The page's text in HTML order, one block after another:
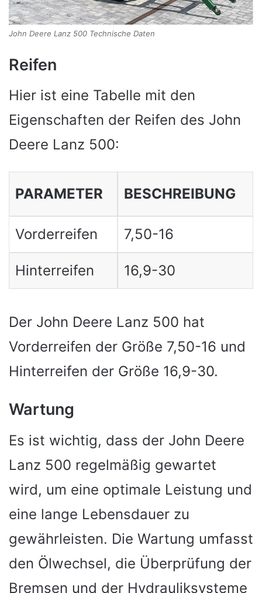
John Deere Lanz 500 Technische Daten
Reifen
Hier ist eine Tabelle mit den
Eigenschaften der Reifen des John
Deere Lanz 500:
PARAMETER BESCHREIBUNG
Vorderreifen 7,50-16
Hinterreifen 16,9-30
Der John Deere Lanz 500 hat
Vorderreifen der Größe 7,50-16 und
Hinterreifen der Größe 16,9-30.
Wartung
Es ist wichtig, dass der John Deere
Lanz 500 regelmäßig gewartet
wird, um eine optimale Leistung und
eine lange Lebensdauer zu
gewährleisten. Die Wartung umfasst
den Ölwechsel, die Überprüfung der
Bremsen und der Hydrauliksysteme